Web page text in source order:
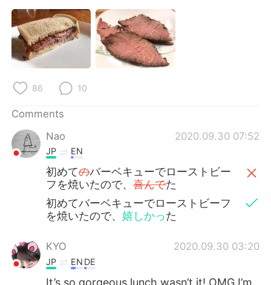
Indonesia Italiano
Türkçe Tiếng Việt
Português
86 10
Comments
Nao
2020.09.30 07:52
JP EN
初めてのバーベキューでローストビー
フを焼いたので、喜んでた
初めてバーベキューでローストビーフ
を焼いたので、嬉しかった
KYO 2020.09.30 03:20
JP EN DE
It’s so gorgeous lunch wasn’t it! OMG I’m